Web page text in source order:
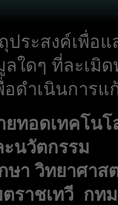
ระสงค์เพื่อแ
ใดๆ ที่ละเมิ
อดำเนินการ
ยทอดเทคโน
นวัตกรรม
ษา วิทยาศาส
ราชเทวี กทม